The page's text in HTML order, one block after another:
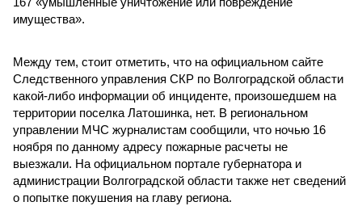
имущества».
Между тем, стоит отметить, что на официальном сайте
Следственного управления СКР по Волгоградской области
какой-либо информации об инциденте, произошедшем на
территории поселка Латошинка, нет. В региональном
управлении МЧС журналистам сообщили, что ночью 16
ноября по данному адресу пожарные расчеты не
выезжали. На официальном портале губернатора и
администрации Волгоградской области также нет сведений
о попытке покушения на главу региона.